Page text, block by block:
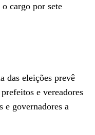
cargo por sete
das eleições prevê
e vereadores
e governadores a